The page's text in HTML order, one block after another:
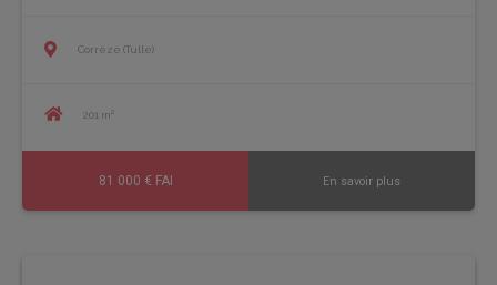
Corrèze (Tulle)
201 m²
81 000 € FAI En savoir plus